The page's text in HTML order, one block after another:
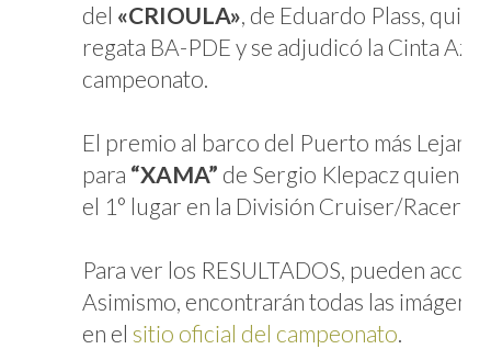
del «CRIOULA», de Eduardo Plass, quien
regata BA-PDE y se adjudicó la Cinta
campeonato.
El premio al barco del Puerto más Lejano
para “XAMA” de Sergio Klepacz quien a
el 1° lugar en la División Cruiser/Racer
Para ver los RESULTADOS, pueden
Asimismo, encontrarán todas las
en el sitio oficial del campeonato.